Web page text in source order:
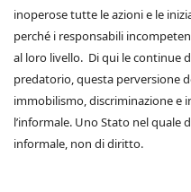
inoperose tutte le azioni e le
perché i responsabili
al loro livello. Di qui le continue
predatorio, questa perversione
immobilismo, discriminazione e
l’informale. Uno Stato nel quale
informale, non di diritto.